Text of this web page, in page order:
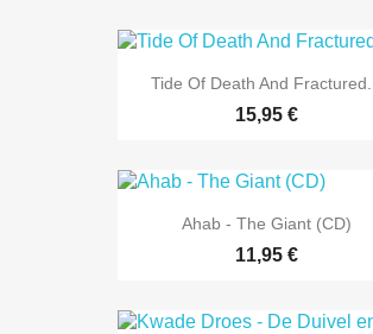
Tide Of Death And Fractured...
15,95 €
Ahab - The Giant (CD)
11,95 €